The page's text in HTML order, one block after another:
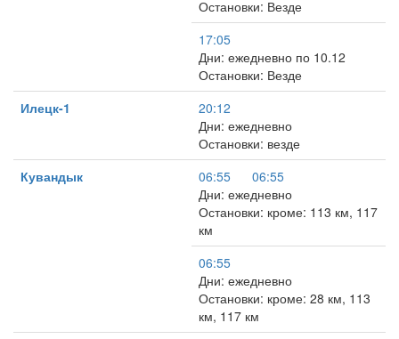
Остановки: Везде
17:05
Дни: ежедневно по 10.12
Остановки: Везде
Илецк-1
20:12
Дни: ежедневно
Остановки: везде
Кувандык
06:55
06:55
Дни: ежедневно
Остановки: кроме: 113 км, 117
км
06:55
Дни: ежедневно
Остановки: кроме: 28 км, 113
км, 117 км